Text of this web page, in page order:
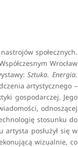
społecznych.
Wrocław
Sztuka. Energia.
artystycznego –
gospodarczej. Jego
odnoszącej
stosunku do
posłużył się w
wizualnie, co